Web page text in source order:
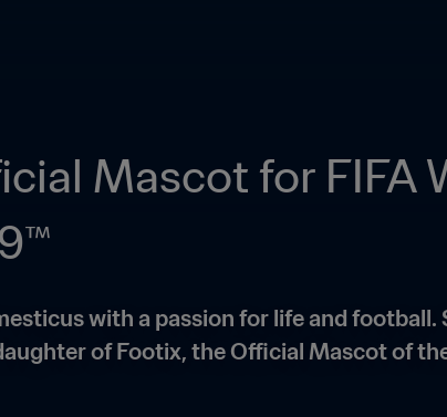
Mascot for FIFA
with a passion for life and football.
of Footix, the Official Mascot of